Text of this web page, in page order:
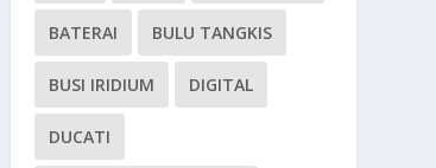
BATERAI BULU TANGKIS
BUSI IRIDIUM DIGITAL
DUCATI